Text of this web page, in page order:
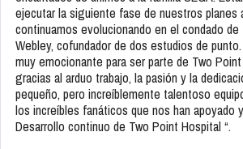
ejecutar la siguiente fase de nuestros planes
continuamos evolucionando en el condado de
Webley, cofundador de dos estudios de
muy emocionante para ser parte de Two
gracias al arduo trabajo, la pasión y la
pequeño, pero increíblemente talentoso
los increíbles fanáticos que nos han apoyado
Desarrollo continuo de Two Point Hospital “.